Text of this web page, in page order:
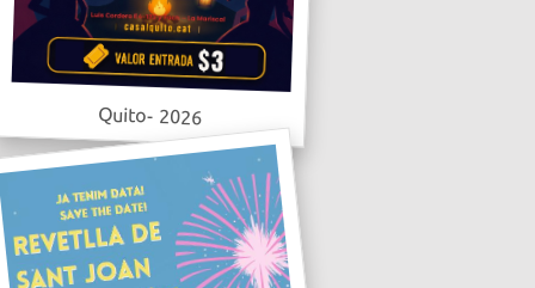
Quito- 2026